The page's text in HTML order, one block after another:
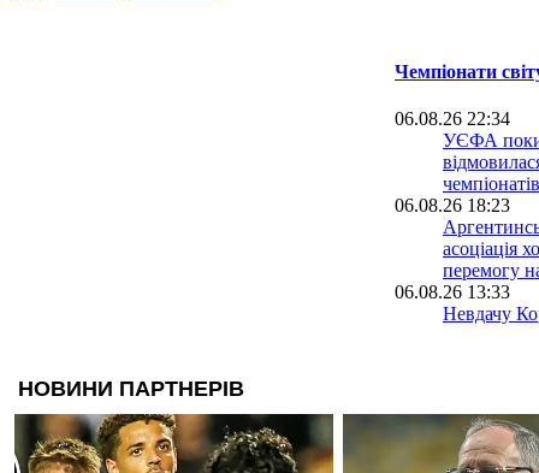
Чемпіонати
06.08.26 22:34
УЄФА
06.08.26 18:23
асоціація
перемогу
06.08.26 13:33
Невдачу
проводити
разом із